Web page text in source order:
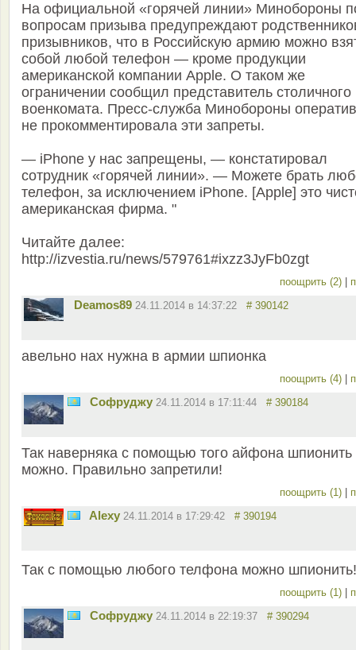
На официальной «горячей линии» Минобороны
вопросам призыва предупреждают
призывников, что в Российскую армию можно
собой любой телефон — кроме продукции
американской компании Apple. О таком же
ограничении сообщил представитель столичного
военкомата. Пресс-служба Минобороны
не прокомментировала эти запреты.
— iPhone у нас запрещены, — констатировал
сотрудник «горячей линии». — Можете брать
телефон, за исключением iPhone. [Apple] это
американская фирма. "
Читайте далее:
http://izvestia.ru/news/579761#ixzz3JyFb0zgt
поощрить (2)
Deamos89 24.11.2014 в 14:37:22 # 390142
авельно нах нужна в армии шпионка
поощрить (4)
Софруджу 24.11.2014 в 17:11:44 # 390184
Так наверняка с помощью того айфона шпионить
можно. Правильно запретили!
поощрить (1)
Alexy 24.11.2014 в 17:29:42 # 390194
Так с помощью любого телфона можно
поощрить (1)
Софруджу 24.11.2014 в 22:19:37 # 390294